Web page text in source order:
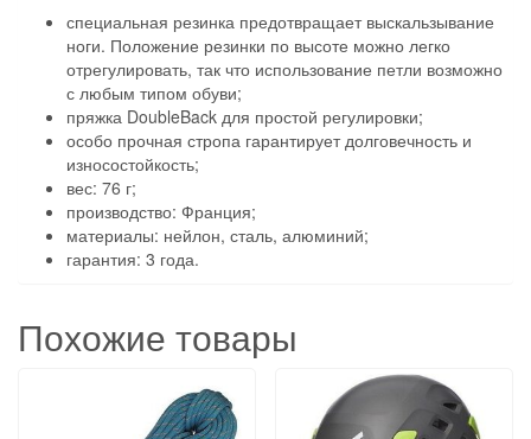
специальная резинка предотвращает выскальзывание
ноги. Положение резинки по высоте можно легко
отрегулировать, так что использование петли возможно
с любым типом обуви;
пряжка DoubleBack для простой регулировки;
особо прочная стропа гарантирует долговечность и
износостойкость;
вес: 76 г;
производство: Франция;
материалы: нейлон, сталь, алюминий;
гарантия: 3 года.
Похожие товары